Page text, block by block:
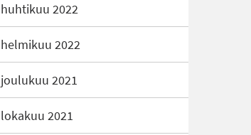
huhtikuu 2022
helmikuu 2022
joulukuu 2021
lokakuu 2021